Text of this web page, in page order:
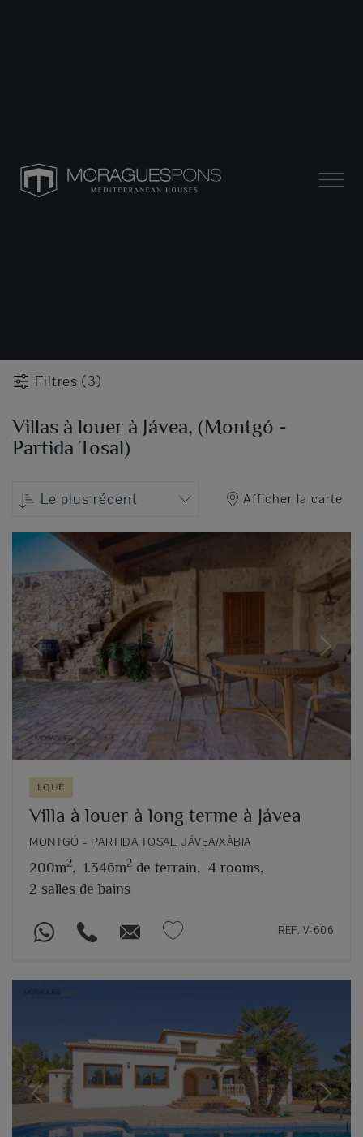
Filtres (3)
Villas à louer à Jávea, (Montgó -
Partida Tosal)
Le plus récent Afficher la carte
Previous Next
LOUÉ
Villa à louer à long terme à Jávea
MONTGÓ – PARTIDA TOSAL, JÁVEA/XÀBIA
200m2, 1.346m2 de terrain, 4 rooms,
2 salles de bains
REF. V-606
Previous Next